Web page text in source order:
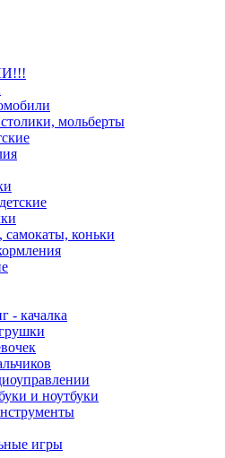
мольберты
коньки
- качалка
и ноутбуки
игры